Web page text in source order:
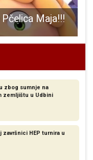
Maja!!!
zbog sumnje na
zemljištu u Udbini
završnici HEP turnira u